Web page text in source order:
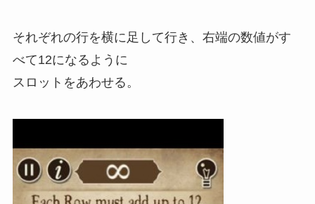
それぞれの行を横に足して行き、右端の数値がす
べて12になるように
スロットをあわせる。